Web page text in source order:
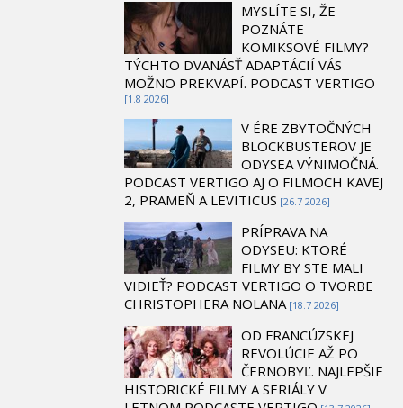
MYSLÍTE SI, ŽE
POZNÁTE
KOMIKSOVÉ FILMY?
TÝCHTO DVANÁSŤ ADAPTÁCIÍ VÁS
MOŽNO PREKVAPÍ. PODCAST VERTIGO
[1.8 2026]
V ÉRE ZBYTOČNÝCH
BLOCKBUSTEROV JE
ODYSEA VÝNIMOČNÁ.
PODCAST VERTIGO AJ O FILMOCH KAVEJ
2, PRAMEŇ A LEVITICUS [26.7 2026]
PRÍPRAVA NA
ODYSEU: KTORÉ
FILMY BY STE MALI
VIDIEŤ? PODCAST VERTIGO O TVORBE
CHRISTOPHERA NOLANA [18.7 2026]
OD FRANCÚZSKEJ
REVOLÚCIE AŽ PO
ČERNOBYĽ. NAJLEPŠIE
HISTORICKÉ FILMY A SERIÁLY V